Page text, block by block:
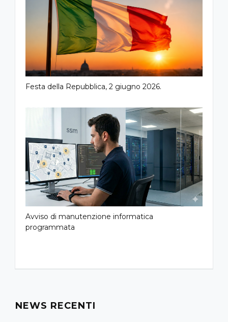
Festa della Repubblica, 2 giugno 2026.
Avviso di manutenzione informatica
programmata
NEWS RECENTI